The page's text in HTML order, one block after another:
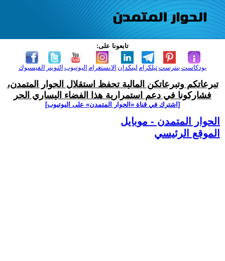
تابعونا على:
الفيسبوك التويتر اليوتيوب الانستغرام لينكدإن تيلكرامبنترست بودكاست
تبرعاتكم وتبرعاتكن المالية تحفظ استقلال الحوار المتمدن،
فشاركونا في دعم استمرارية هذا الفضاء اليساري الحر
[اشترك في قناة ‫«الحوار المتمدن» على اليوتيوب]
الحوار المتمدن - موبايل
الموقع الرئيسي